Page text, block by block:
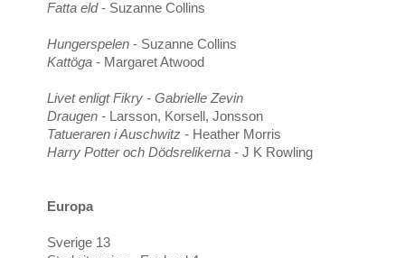
Fatta eld- Suzanne Collins
Hungerspelen - Suzanne Collins
Kattöga - Margaret Atwood
Livet enligt Fikry - Gabrielle Zevin
Draugen - Larsson, Korsell, Jonsson
Tatueraren i Auschwitz - Heather Morris
Harry Potter och Dödsrelikerna - J K Rowling
Europa
Sverige 13